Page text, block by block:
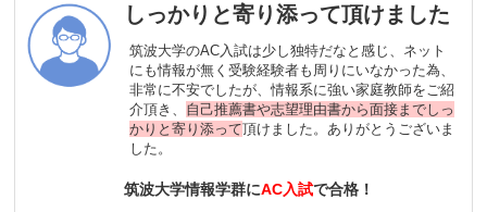
しっかりと寄り添って頂けました
筑波大学のAC入試は少し独特だなと感じ、ネット
にも情報が無く受験経験者も周りにいなかった為、
非常に不安でしたが、情報系に強い家庭教師をご紹
介頂き、 自己推薦書や志望理由書から面接までしっ
かりと寄り添って頂けました。ありがとうございま
した。
筑波大学情報学群にAC入試で合格！